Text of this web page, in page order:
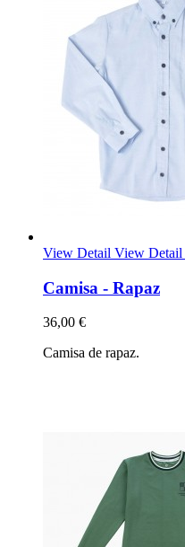
View Detail View Detail
Camisa - Rapaz
36,00 €
Camisa de rapaz.